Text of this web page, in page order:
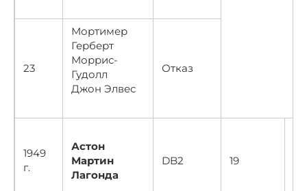
23
Мортимер
Герберт
Моррис-
Гудолл
Джон Элвес
Отказ
1949
г.
Астон
Мартин
Лагонда
DB2 19